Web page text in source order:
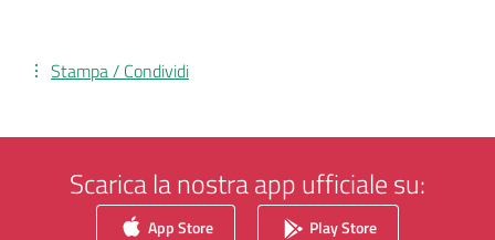
Stampa / Condividi
Scarica la nostra app ufficiale su:
App Store Play Store